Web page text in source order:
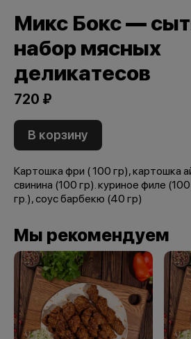
Микс Бокс —
набор мясных
деликатесов
720 ₽
В корзину
Картошка фри ( 100 гр), картошка
свинина (100 гр). куриное филе
гр.), соус барбекю (40 гр)
Мы рекомендуем